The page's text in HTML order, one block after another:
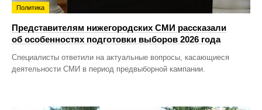
Политика
Представителям нижегородских СМИ рассказали
об особенностях подготовки выборов 2026 года
Специалисты ответили на актуальные вопросы, касающиеся
деятельности СМИ в период предвыборной кампании.